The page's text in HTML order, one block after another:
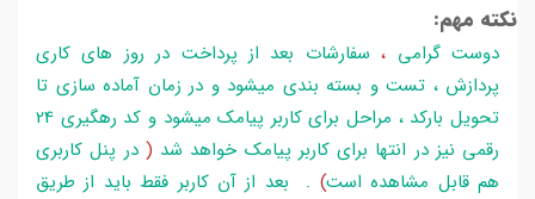
نکته مهم:
دوست گرامی ،سفارشات بعد از پرداخت در روز های کاری
پردازش ، تست و بسته بندی میشود و در زمان آماده سازی تا
تحویل بارکد ، مراحل برای کاربر پیامک میشود و کد رهگیری 24
رقمی نیز در انتها برای کاربر پیامک خواهد شد ( در پنل کاربری
هم قابل مشاهده است) . بعد از آن کاربر فقط باید از طریق